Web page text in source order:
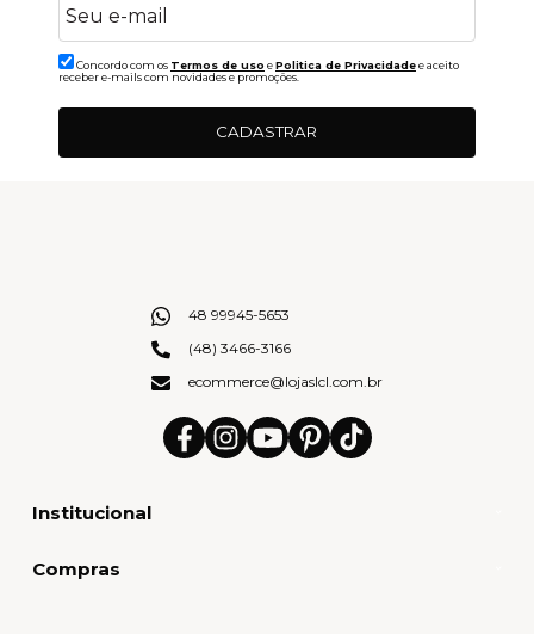
Concordo com os Termos de uso ePolitica de Privacidadee aceito
receber e-mails com novidades e promoções.
CADASTRAR
Institucional
Compras
48 99945-5653
(48) 3466-3166
ecommerce@lojaslcl.com.br